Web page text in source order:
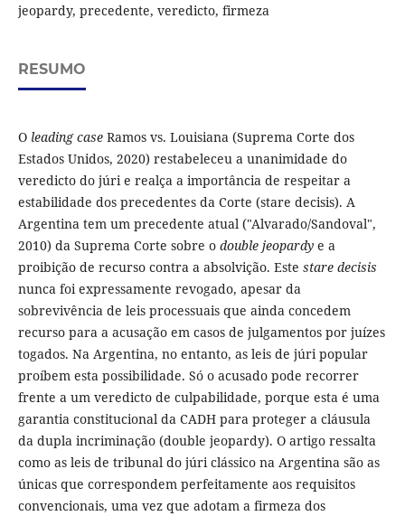
jeopardy, precedente, veredicto, firmeza
RESUMO
O leading caseRamos vs. Louisiana (Suprema Corte dos
Estados Unidos, 2020) restabeleceu a unanimidade do
veredicto do júri e realça a importância de respeitar a
estabilidade dos precedentes da Corte (stare decisis). A
Argentina tem um precedente atual ("Alvarado/Sandoval",
2010) da Suprema Corte sobre o double jeopardye a
proibição de recurso contra a absolvição. Este stare decisis
nunca foi expressamente revogado, apesar da
sobrevivência de leis processuais que ainda concedem
recurso para a acusação em casos de julgamentos por juízes
togados. Na Argentina, no entanto, as leis de júri popular
proíbem esta possibilidade. Só o acusado pode recorrer
frente a um veredicto de culpabilidade, porque esta é uma
garantia constitucional da CADH para proteger a cláusula
da dupla incriminação (double jeopardy). O artigo ressalta
como as leis de tribunal do júri clássico na Argentina são as
únicas que correspondem perfeitamente aos requisitos
convencionais, uma vez que adotam a firmeza dos